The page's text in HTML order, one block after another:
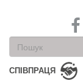
Пошукова
форма
Пошук
СПІВПРАЦЯ